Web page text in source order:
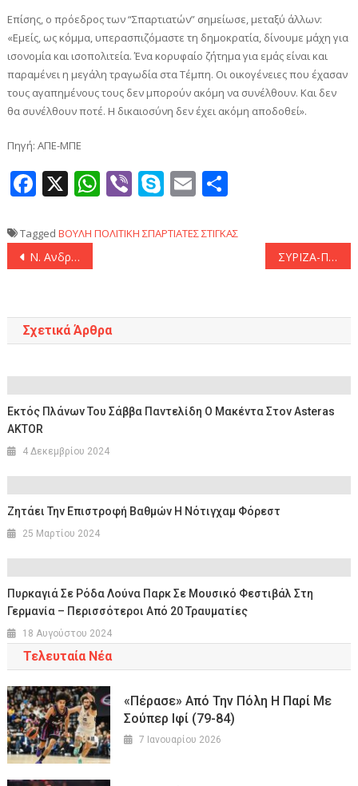
Επίσης, ο πρόεδρος των “Σπαρτιατών” σημείωσε, μεταξύ άλλων:
«Εμείς, ως κόμμα, υπερασπιζόμαστε τη δημοκρατία, δίνουμε μάχη για
ισονομία και ισοπολιτεία. Ένα κορυφαίο ζήτημα για εμάς είναι και
παραμένει η μεγάλη τραγωδία στα Τέμπη. Οι οικογένειες που έχασαν
τους αγαπημένους τους δεν μπορούν ακόμη να συνέλθουν. Και δεν
θα συνέλθουν ποτέ. Η δικαιοσύνη δεν έχει ακόμη αποδοθεί».
Πηγή: ΑΠΕ-ΜΠΕ
Facebook
X WhatsApp
ViberSkype
Email
Tagged ΒΟΥΛΗ ΠΟΛΙΤΙΚΗ ΣΠΑΡΤΙΑΤΕΣΣΤΙΓΚΑΣ
Πλοήγηση
Ν. Ανδρουλάκης: «Ο πυρήνας της διαπλοκής και της διαφθοράς είναι στο Μέγαρο Μαξίμου» ΣΥΡΙΖΑ-ΠΣ: «Οι παραιτήσεις των στενών συνεργατών του πρωθυπουργού επιβεβαιώνουν την διαπλοκή»
Σχετικά Άρθρα
Εκτός Πλάνων Του Σάββα Παντελίδη Ο Μακέντα Στον Asteras
AKTOR
4 Δεκεμβρίου 2024
Ζητάει Την Επιστροφή Βαθμών Η Νότιγχαμ Φόρεστ
25 Μαρτίου 2024
Πυρκαγιά Σε Ρόδα Λούνα Παρκ Σε Μουσικό Φεστιβάλ Στη
Γερμανία – Περισσότεροι Από 20 Τραυματίες
18 Αυγούστου 2024
Τελευταία Νέα
«Πέρασε» Από Την Πόλη Η Παρί Με
Σούπερ Ιφί (79-84)
7 Ιανουαρίου 2026